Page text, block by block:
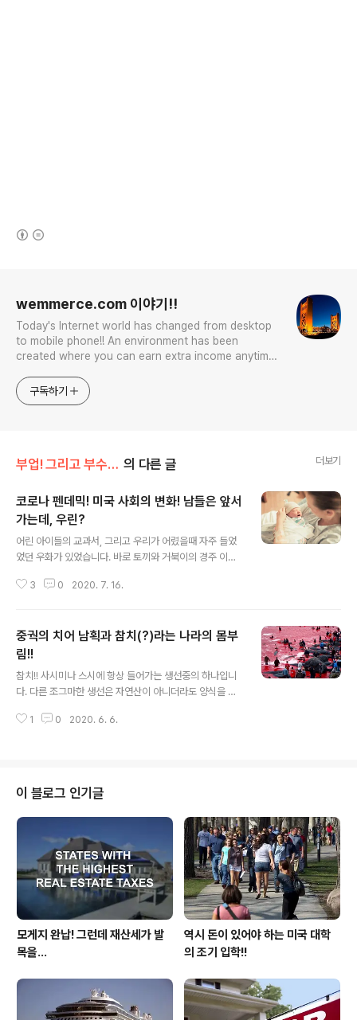
wemmerce.com 이야기!!
Today's Internet world has changed from desktop
to mobile phone!! An environment has been
created where you can earn extra income anytime,
competition. Now let’s turn our eyes to the world!
You can enter
구독하기
부업! 그리고 부수입!! 의 다른 글 더보기
코로나 펜데믹! 미국 사회의 변화! 남들은 앞서
가는데, 우린?
어린 아이들의 교과서, 그리고 우리가 어렸을때 자주 들었
었던 우화가 있었습니다. 바로 토끼와 거북이의 경주 이야
들에 의해서 달리 해석되는 모습도 보았습니다. 그런데 현
도 순식간에 변화시킨 겁니다. 자! 지금부터는 미국에 뿌리
를 내리고 사는 우리 한인 사회를 중심으로 그동안 코리아
펜데믹의 최전선인 미 종합 병원 응급실에서 본 모습과 연
계를 시켜 필자가 그동안 느낀 모습을 나름 정리해 볼까 합
니다. 다시 말하면 오프 라인을 중심으로 성장했다는 이야
3 0 2020. 7. 16.
중궉의 치어 남획과 참치(?)라는 나라의 몸부
림!!
참치!! 사시미나 스시에 항상 들어가는 생선중의 하나입니
다. 다른 조그마한 생선은 자연산이 아니더라도 양식을 해
안되는 생선 중의 하나입니다. 그러다 보니 공급이 수요을
그런데 문제는 참치가 돌고래와 항상 같이 다니려는 습관
이 있어 참치를 포획을 하다 돌고래를 낚는 경우가 있어 이
또한 세계적인 관심사로 떠오른 적이 있었습니다. 원래 돌
고래는 상어의 천적 입니다!! 이것을 안 참치 녀석들은 항상
돌고래와 같이 다니려 하고 참치가 대규모로 움직이면 상
어떼들도 먹이를 구하려 대규모로 움직인다..
1 0 2020. 6. 6.
이 블로그 인기글
모게지 완납! 그런데 재산세가 발
목을...
역시 돈이 있어야 하는 미국 대학
의 조기 입학!!